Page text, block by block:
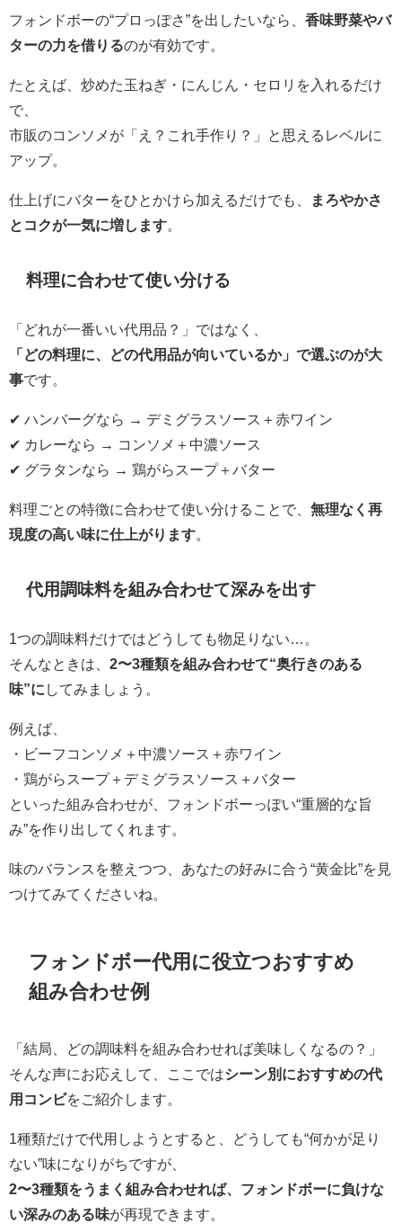
フォンドボーの“プロっぽさ”を出したいなら、 香味野菜やバ
ターの力を借りるのが有効です。
たとえば、炒めた玉ねぎ・にんじん・セロリを入れるだけ
で、
市販のコンソメが「え？これ手作り？」と思えるレベルに
アップ。
仕上げにバターをひとかけら加えるだけでも、
まろやかさ
とコクが一気に増します。
料理に合わせて使い分ける
「どれが一番いい代用品？」ではなく、
「どの料理に、どの代用品が向いているか」で選ぶのが大
事です。
✔ ハンバーグなら → デミグラスソース＋赤ワイン
✔ カレーなら → コンソメ＋中濃ソース
✔ グラタンなら → 鶏がらスープ＋バター
料理ごとの特徴に合わせて使い分けることで、 無理なく再
現度の高い味に仕上がります
代用調味料を組み合わせて深みを出す
1つの調味料だけではどうしても物足りない…。
そんなときは、 2〜3種類を組み合わせて“奥行きのある
味”に してみましょう。
例えば、
・ビーフコンソメ＋中濃ソース＋赤ワイン
・鶏がらスープ＋デミグラスソース＋バター
といった組み合わせが、フォンドボーっぽい“重層的な旨
み”を作り出してくれます。
味のバランスを整えつつ、あなたの好みに合う“黄金比”を見
つけてみてくださいね。
フォンドボー代用に役立つおすすめ
組み合わせ例
「結局、どの調味料を組み合わせれば美味しくなるの？」
そんな声にお応えして、ここではシーン別におすすめの代
用コンビをご紹介します。
1種類だけで代用しようとすると、どうしても“何かが足り
ない”味になりがちですが、
2〜3種類をうまく組み合わせれば、フォンドボーに負けな
い深みのある味が再現できます。